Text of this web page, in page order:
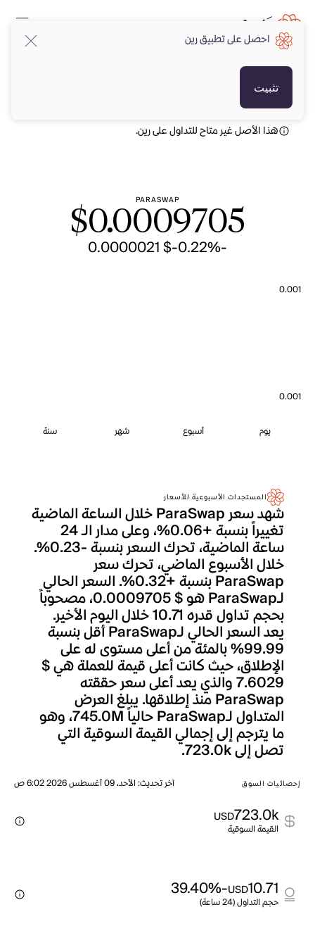
هذا الأصل غير متاح للتداول على رين.
PARASWAP
$0.0009705
-0.22%
-$ 0.0000021
0.001
0.001
يوم أسبوع شهر سنة
المستجدات الأسبوعية للأسعار
شهد سعر ParaSwap خلال الساعة الماضية
تغييراً بنسبة +0.06%، وعلى مدار الـ 24
ساعة الماضية، تحرك السعر بنسبة -0.23%.
خلال الأسبوع الماضي، تحرك سعر
ParaSwap بنسبة +0.32%. السعر الحالي
لـParaSwap هو $ 0.0009705، مصحوباً
بحجم تداول قدره 10.71 خلال اليوم الأخير.
يعد السعر الحالي لـParaSwap أقل بنسبة
99.99% بالمئة من أعلى مستوى له على
الإطلاق، حيث كانت أعلى قيمة للعملة هي $
7.6029 والذي يعد أعلى سعر حققته
ParaSwap منذ إطلاقها. يبلغ العرض
المتداول لـParaSwap حالياً 745.0M، وهو
ما يترجم إلى إجمالي القيمة السوقية التي
تصل إلى 723.0k.
إحصائيات السوق آخر تحديث:الأحد، 09 أغسطس 2026 6:02 ص
723.0k
USD
القيمة السوقية
10.71
USD
-39.40%
حجم التداول (24 ساعة)
احصل على تطبيق رين
تثبيت